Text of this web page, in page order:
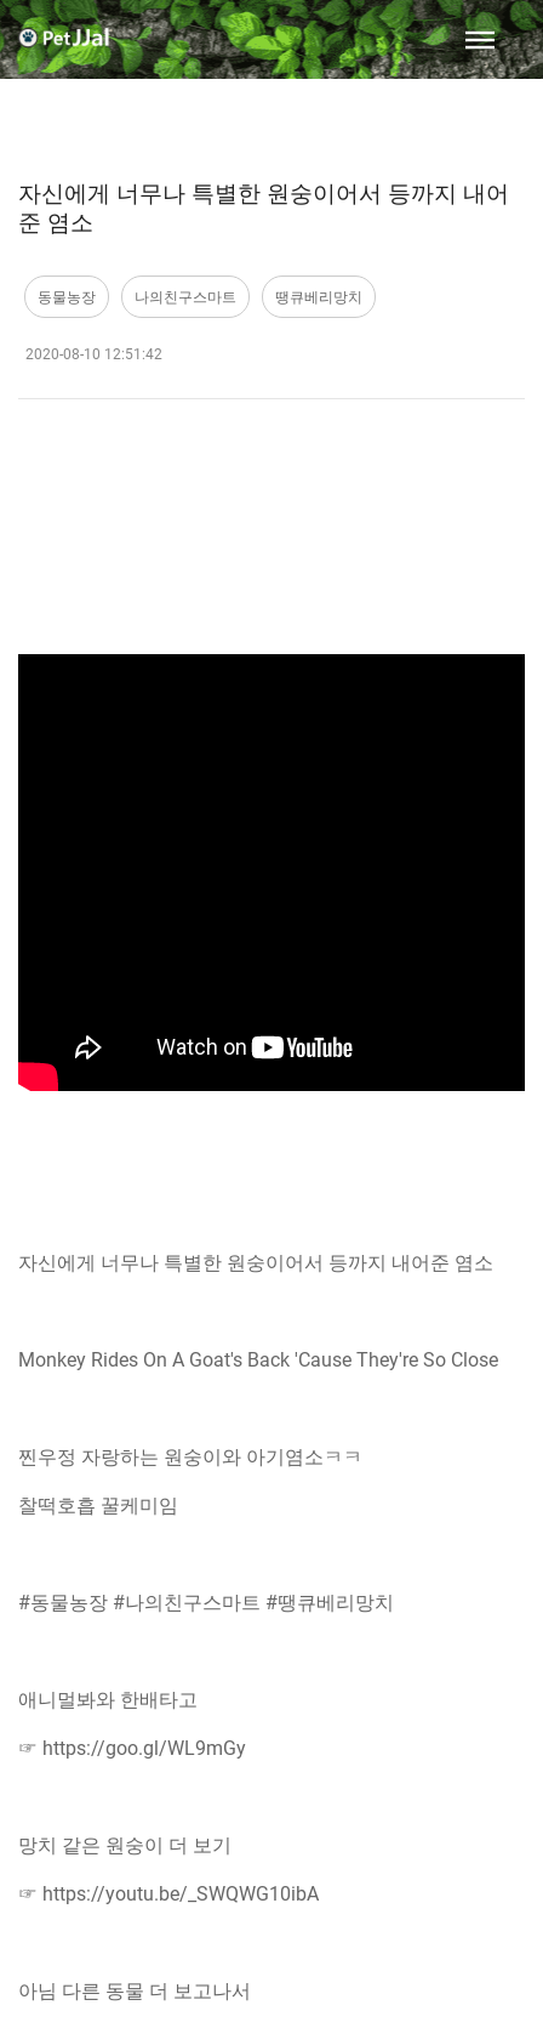
자신에게 너무나 특별한 원숭이어서 등까지 내어
준 염소
동물농장 나의친구스마트 땡큐베리망치
2020-08-10 12:51:42
자신에게 너무나 특별한 원숭이어서 등까지 내어준 염소
Monkey Rides On A Goat's Back 'Cause They're So Close
찐우정 자랑하는 원숭이와 아기염소ㅋㅋ
찰떡호흡 꿀케미임
#동물농장 #나의친구스마트 #땡큐베리망치
애니멀봐와 한배타고
☞ https://goo.gl/WL9mGy
망치 같은 원숭이 더 보기
☞ https://youtu.be/_SWQWG10ibA
아님 다른 동물 더 보고나서